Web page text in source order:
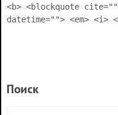
<b> <blockquote
datetime=""> <em>
Поиск